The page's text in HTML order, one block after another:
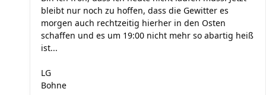
bleibt nur noch zu hoffen, dass die Gewitter es
morgen auch rechtzeitig hierher in den Osten
schaffen und es um 19:00 nicht mehr so abartig heiß
ist...
LG
Bohne